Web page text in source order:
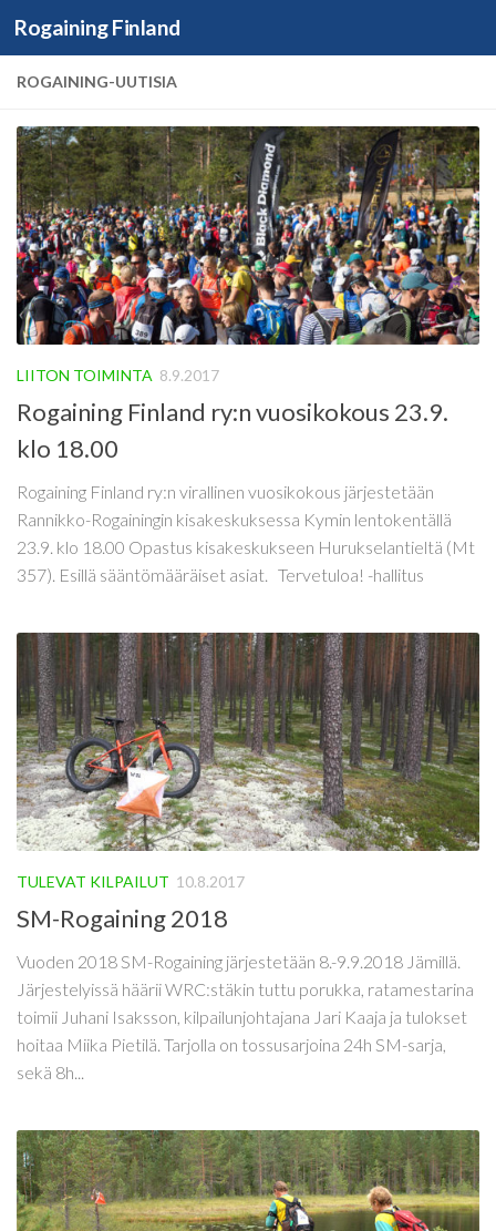
Skip to content
Rogaining Finland
ROGAINING-UUTISIA
LIITON TOIMINTA 8.9.2017
Rogaining Finland ry:n vuosikokous 23.9.
klo 18.00
Rogaining Finland ry:n virallinen vuosikokous järjestetään
Rannikko-Rogainingin kisakeskuksessa Kymin lentokentällä
23.9. klo 18.00 Opastus kisakeskukseen Hurukselantieltä (Mt
357). Esillä sääntömääräiset asiat. Tervetuloa! -hallitus
TULEVAT KILPAILUT 10.8.2017
SM-Rogaining 2018
Vuoden 2018 SM-Rogaining järjestetään 8.-9.9.2018 Jämillä.
Järjestelyissä häärii WRC:stäkin tuttu porukka, ratamestarina
toimii Juhani Isaksson, kilpailunjohtajana Jari Kaaja ja tulokset
hoitaa Miika Pietilä. Tarjolla on tossusarjoina 24h SM-sarja,
sekä 8h...